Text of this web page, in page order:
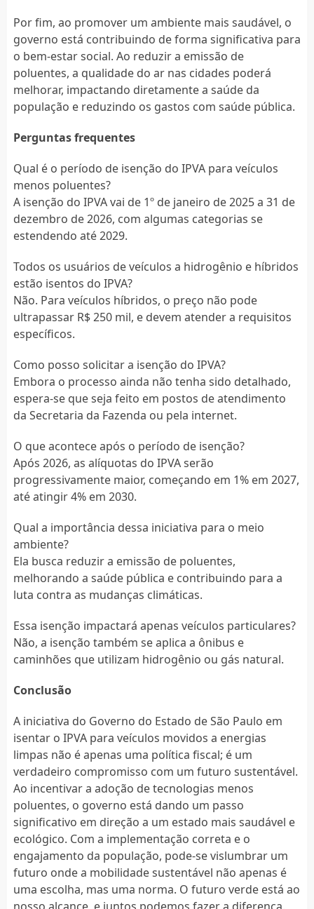
Por fim, ao promover um ambiente mais saudável, o
governo está contribuindo de forma significativa para
o bem-estar social. Ao reduzir a emissão de
poluentes, a qualidade do ar nas cidades poderá
melhorar, impactando diretamente a saúde da
população e reduzindo os gastos com saúde pública.
Perguntas frequentes
Qual é o período de isenção do IPVA para veículos
menos poluentes?
A isenção do IPVA vai de 1º de janeiro de 2025 a 31 de
dezembro de 2026, com algumas categorias se
estendendo até 2029.
Todos os usuários de veículos a hidrogênio e híbridos
estão isentos do IPVA?
Não. Para veículos híbridos, o preço não pode
ultrapassar R$ 250 mil, e devem atender a requisitos
específicos.
Como posso solicitar a isenção do IPVA?
Embora o processo ainda não tenha sido detalhado,
espera-se que seja feito em postos de atendimento
da Secretaria da Fazenda ou pela internet.
O que acontece após o período de isenção?
Após 2026, as alíquotas do IPVA serão
progressivamente maior, começando em 1% em 2027,
até atingir 4% em 2030.
Qual a importância dessa iniciativa para o meio
ambiente?
Ela busca reduzir a emissão de poluentes,
melhorando a saúde pública e contribuindo para a
luta contra as mudanças climáticas.
Essa isenção impactará apenas veículos particulares?
Não, a isenção também se aplica a ônibus e
caminhões que utilizam hidrogênio ou gás natural.
Conclusão
A iniciativa do Governo do Estado de São Paulo em
isentar o IPVA para veículos movidos a energias
limpas não é apenas uma política fiscal; é um
verdadeiro compromisso com um futuro sustentável.
Ao incentivar a adoção de tecnologias menos
poluentes, o governo está dando um passo
significativo em direção a um estado mais saudável e
ecológico. Com a implementação correta e o
engajamento da população, pode-se vislumbrar um
futuro onde a mobilidade sustentável não apenas é
uma escolha, mas uma norma. O futuro verde está ao
nosso alcance, e juntos podemos fazer a diferença.